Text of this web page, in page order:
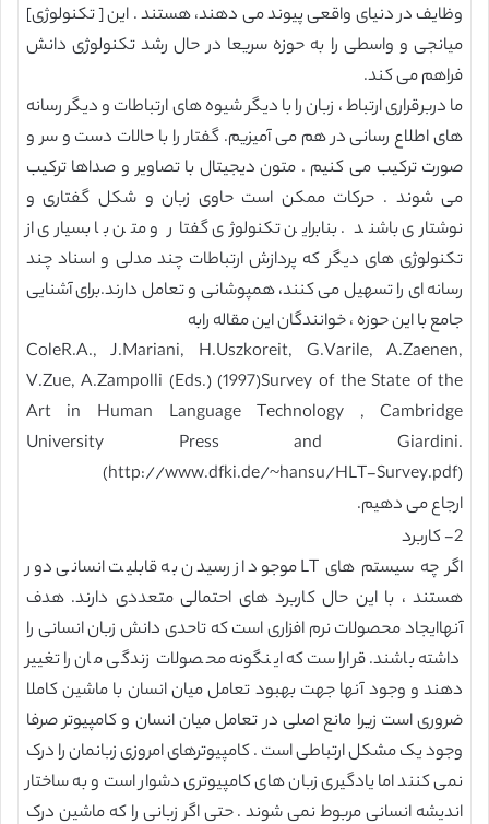
وظایف در دنیای واقعی پیوند می دهند، هستند . این [ تکنولوژی]
میانجی و واسطی را به حوزه سریعا در حال رشد تکنولوژی دانش
فراهم می کند.
ما دربرقراری ارتباط ، زبان را با دیگر شیوه های ارتباطات و دیگر رسانه
های اطلاع رسانی در هم می آمیزیم. گفتار را با حالات دست و سر و
صورت ترکیب می کنیم . متون دیجیتال با تصاویر و صداها ترکیب
می شوند . حرکات ممکن است حاوی زبان و شکل گفتاری و
نوشتاری باشند . بنابراین تکنولوژی گفتار و متن با بسیاری از
تکنولوژی های دیگر که پردازش ارتباطات چند مدلی و اسناد چند
رسانه ای را تسهیل می کنند، همپوشانی و تعامل دارند.برای آشنایی
جامع با این حوزه ، خوانندگان این مقاله رابه
ColeR.A., J.Mariani, H.Uszkoreit, G.Varile, A.Zaenen,
V.Zue, A.Zampolli (Eds.) (1997)Survey of the State of the
Art in Human Language Technology , Cambridge
University Press and Giardini.
(http://www.dfki.de/~hansu/HLT-Survey.pdf)
ارجاع می دهیم.
2- كاربرد
اگر چه سیستم های LT موجود از رسیدن به قابلیت انسانی دور
هستند ، با این حال کاربرد های احتمالی متعددی دارند. هدف
آنهاایجاد محصولات نرم افزاری است که تاحدی دانش زبان انسانی را
داشته باشند. قراراست که اینگونه محصولات زندگی مان را تغییر
دهند و وجود آنها جهت بهبود تعامل میان انسان با ماشین کاملا
ضروری است زیرا مانع اصلی در تعامل میان انسان و کامپیوتر صرفا
وجود یک مشکل ارتباطی است . کامپیوترهای امروزی زبانمان را درک
نمی کنند اما یادگیری زبان های کامپیوتری دشوار است و به ساختار
اندیشه انسانی مربوط نمی شوند . حتی اگر زبانی را که ماشین درک